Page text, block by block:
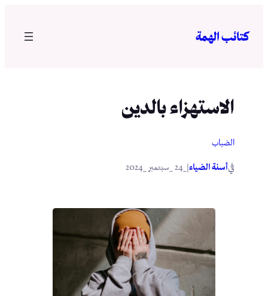
المحتوى
كتائب الهمة
الاستهزاء بالدين
الضباب
فيأسنة الضياء